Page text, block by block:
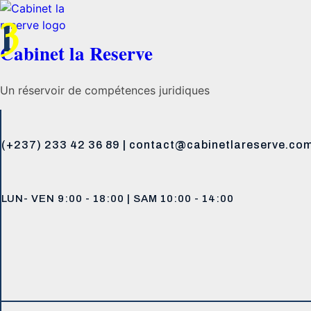
Cabinet la Reserve
Un réservoir de compétences juridiques
(+237) 233 42 36 89 |
LUN- VEN 9:00 - 18:00 | SAM 10:00 - 14:00
1
3